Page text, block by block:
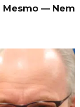
Mesmo — Nem